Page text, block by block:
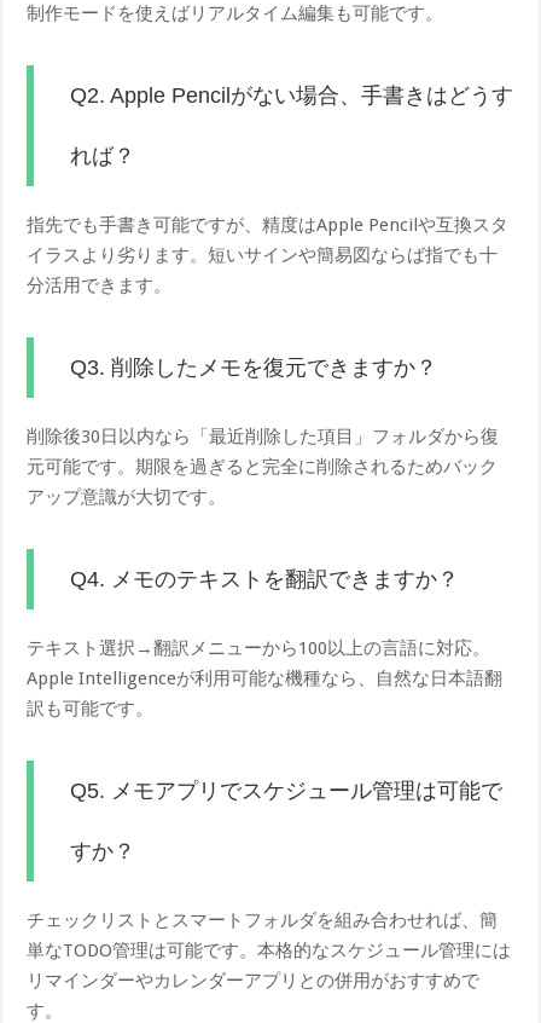
制作モードを使えばリアルタイム編集も可能です。
Q2. Apple Pencilがない場合、手書きはどうす
れば？
指先でも手書き可能ですが、精度はApple Pencilや互換スタ
イラスより劣ります。短いサインや簡易図ならば指でも十
分活用できます。
Q3. 削除したメモを復元できますか？
削除後30日以内なら「最近削除した項目」フォルダから復
元可能です。期限を過ぎると完全に削除されるためバック
アップ意識が大切です。
Q4. メモのテキストを翻訳できますか？
テキスト選択→翻訳メニューから100以上の言語に対応。
Apple Intelligenceが利用可能な機種なら、自然な日本語翻
訳も可能です。
Q5. メモアプリでスケジュール管理は可能で
すか？
チェックリストとスマートフォルダを組み合わせれば、簡
単なTODO管理は可能です。本格的なスケジュール管理には
リマインダーやカレンダーアプリとの併用がおすすめで
す。